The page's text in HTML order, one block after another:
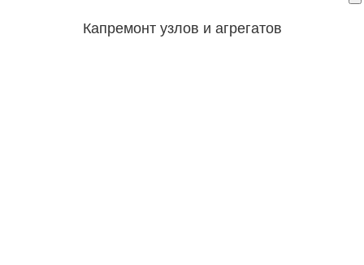
Капремонт узлов и агрегатов